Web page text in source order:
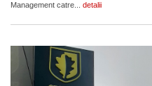
Management catre... detalii